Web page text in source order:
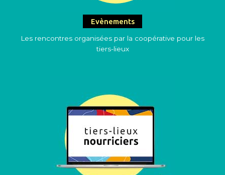
Evènements
Les rencontres organisées par la coopérative pour les
tiers-lieux